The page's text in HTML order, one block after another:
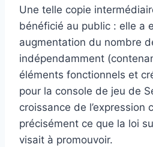
Une telle copie
bénéficié au public : elle a
augmentation du nombre
indépendamment
éléments fonctionnels et
pour la console de jeu de
croissance de l’expression
précisément ce que la loi
visait à promouvoir.